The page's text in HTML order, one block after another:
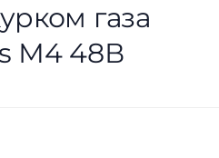
газа
М4 48В